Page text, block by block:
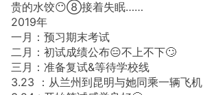
贵的水饺😶⑧接着失眠……
2019年
一月：预习期末考试
二月：初试成绩公布😑不上不下🙄
三月：准备复试&等待学校线
3.23 ：从兰州到昆明与她同乘一辆飞机